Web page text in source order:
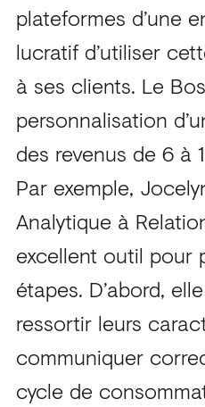
plateformes d’une
lucratif d’utiliser
à ses clients. Le
personnalisation
des revenus de 6 à
Par exemple,
Analytique à
excellent outil pour
étapes. D’abord,
ressortir leurs
communiquer
cycle de